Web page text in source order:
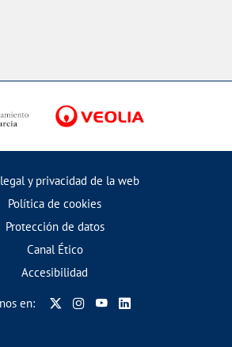
y privacidad de la web
Política de cookies
Protección de datos
Canal Ético
Accesibilidad
en: